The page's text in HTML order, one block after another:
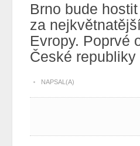
OstatníBrno bude
za
Evropy. Poprvé
České
NAPSAL(A)